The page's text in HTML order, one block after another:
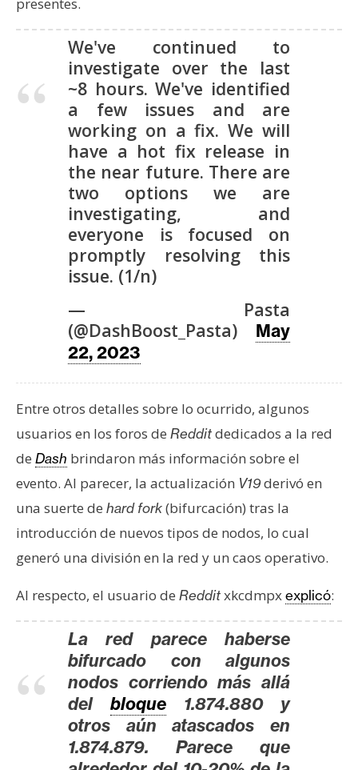
We've continued to
investigate over the last
~8 hours. We've identified
a few issues and are
working on a fix. We will
have a hot fix release in
the near future. There are
two options we are
investigating, and
everyone is focused on
promptly resolving this
issue. (1/n)
— Pasta
(@DashBoost_Pasta) May
22, 2023
Entre otros detalles sobre lo ocurrido, algunos
usuarios en los foros de Redditdedicados a la red
de Dash brindaron más información sobre el
evento. Al parecer, la actualización V19derivó en
una suerte de hard fork(bifurcación) tras la
introducción de nuevos tipos de nodos, lo cual
generó una división en la red y un caos operativo.
Al respecto, el usuario de Redditxkcdmpxexplicó:
La red parece haberse
bifurcado con algunos
nodos corriendo más allá
del bloque 1.874.880 y
otros aún atascados en
1.874.879. Parece que